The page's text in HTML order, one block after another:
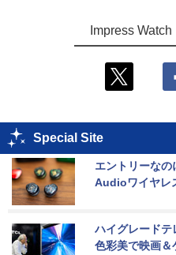
Impress
Special Site
エントリーな
Audioワイヤレ
ハイグレード
色彩美で映画＆